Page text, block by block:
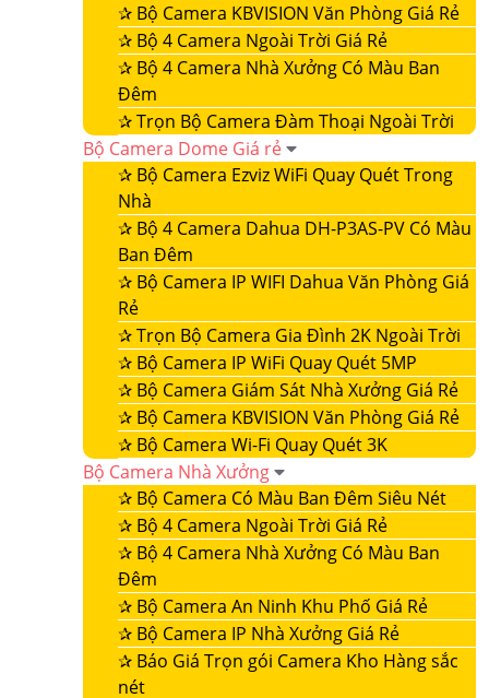
✰ Bộ Camera KBVISION Văn Phòng Giá Rẻ
✰ Bộ 4 Camera Ngoài Trời Giá Rẻ
✰ Bộ 4 Camera Nhà Xưởng Có Màu Ban
Đêm
✰Trọn Bộ Camera Đàm Thoại Ngoài Trời
Bộ Camera Dome Giá rẻ
✰ Bộ Camera Ezviz WiFi Quay Quét Trong
Nhà
✰ Bộ 4 Camera Dahua DH-P3AS-PV Có Màu
Ban Đêm
✰ Bộ Camera IP WIFI Dahua Văn Phòng Giá
Rẻ
✰Trọn Bộ Camera Gia Đình 2K Ngoài Trời
✰ Bộ Camera IP WiFi Quay Quét 5MP
✰ Bộ Camera Giám Sát Nhà Xưởng Giá Rẻ
✰ Bộ Camera KBVISION Văn Phòng Giá Rẻ
✰ Bộ Camera Wi-Fi Quay Quét 3K
Bộ Camera Nhà Xưởng
✰ Bộ Camera Có Màu Ban Đêm Siêu Nét
✰ Bộ 4 Camera Ngoài Trời Giá Rẻ
✰ Bộ 4 Camera Nhà Xưởng Có Màu Ban
Đêm
✰ Bộ Camera An Ninh Khu Phố Giá Rẻ
✰ Bộ Camera IP Nhà Xưởng Giá Rẻ
✰ Báo Giá Trọn gói Camera Kho Hàng sắc
nét